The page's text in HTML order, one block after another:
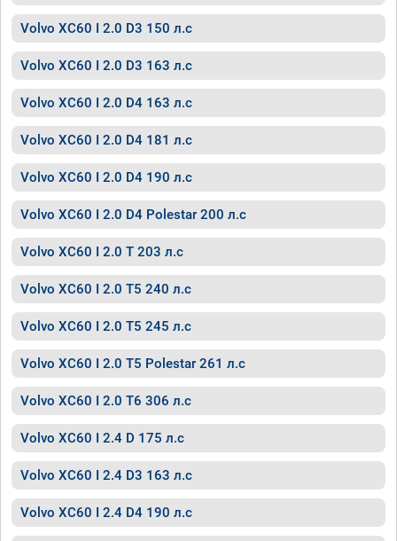
Volvo XC60 I 2.0 D3 150 л.с
Volvo XC60 I 2.0 D3 163 л.с
Volvo XC60 I 2.0 D4 163 л.с
Volvo XC60 I 2.0 D4 181 л.с
Volvo XC60 I 2.0 D4 190 л.с
Volvo XC60 I 2.0 D4 Polestar 200 л.с
Volvo XC60 I 2.0 T 203 л.с
Volvo XC60 I 2.0 T5 240 л.с
Volvo XC60 I 2.0 T5 245 л.с
Volvo XC60 I 2.0 T5 Polestar 261 л.с
Volvo XC60 I 2.0 T6 306 л.с
Volvo XC60 I 2.4 D 175 л.с
Volvo XC60 I 2.4 D3 163 л.с
Volvo XC60 I 2.4 D4 190 л.с